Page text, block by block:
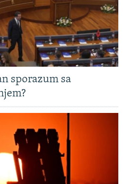
sporazum sa